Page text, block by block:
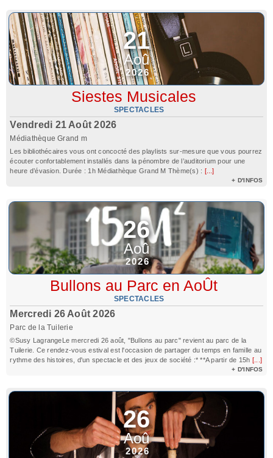
21
Aoû
2026
Siestes Musicales
SPECTACLES
Vendredi 21 Août 2026
Médiathèque Grand m
Les bibliothécaires vous ont concocté des playlists sur-mesure que vous pourrez
écouter confortablement installés dans la pénombre de l’auditorium pour une
heure d’évasion. Durée : 1h Médiathèque Grand M Thème(s) : [...]
+ D'INFOS
26
Aoû
2026
Bullons au Parc en AoÛt
SPECTACLES
Mercredi 26 Août 2026
Parc de la Tuilerie
©Susy LagrangeLe mercredi 26 août, "Bullons au parc" revient au parc de la
Tuilerie. Ce rendez-vous estival est l'occasion de partager du temps en famille au
rythme des histoires, d'un spectacle et des jeux de société :* **A partir de 15h [...]
+ D'INFOS
26
Aoû
2026